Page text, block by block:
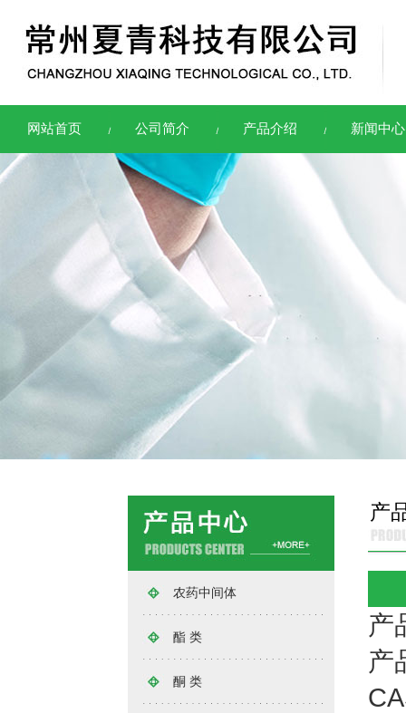
网站首页 公司简介 产品介绍 新闻中心
农药中间体
酯 类
酮 类
产
产
产